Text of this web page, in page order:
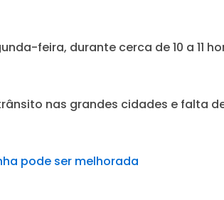
feira, durante cerca de 10 a 11
nas grandes cidades e falta
pode ser melhorada